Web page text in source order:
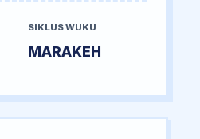
SIKLUS WUKU
MARAKEH